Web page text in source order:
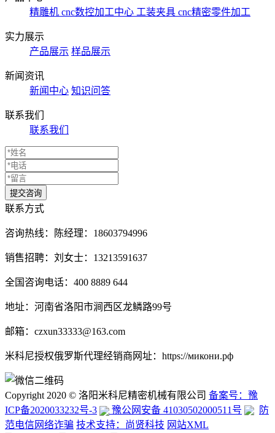
精雕机 cnc数控加工中心 工装夹具 cnc精密零件加工
实力展示
产品展示 样品展示
新闻资讯
新闻中心 知识问答
联系我们
联系我们
联系方式
咨询热线： 陈经理：18603794996
销售招聘：刘女士：13213591637
全国咨询电话：400 8889 644
地址：河南省洛阳市涧西区龙鳞路99号
邮箱：czxun33333@163.com
米科尼授权俄罗斯代理经销商网址：https://микони.рф
Copyright 2020 © 洛阳米科尼精密机械有限公司 备案号：豫
ICP备2020033232号-3
豫公网安备 41030502000511号
防
范电信网络诈骗 技术支持：尚贤科技 网站XML